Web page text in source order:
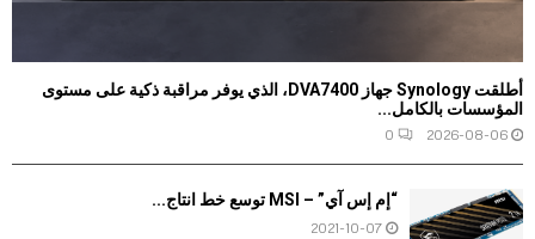
أطلقت Synology جهاز DVA7400، الذي يوفر مراقبة ذكية على مستوى
المؤسسات بالكامل...
2026-08-06
0
“إم إس آي” – MSI توسع خط انتاج...
2021-10-07